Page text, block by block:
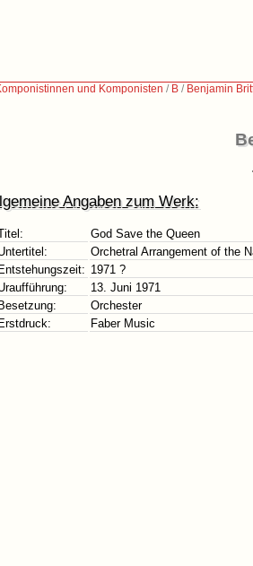
und Komponisten / B / Benjamin
Angaben zum Werk:
God Save the Queen
Orchetral Arrangement of the
Entstehungszeit: 1971 ?
13. Juni 1971
Besetzung:
Orchester
Erstdruck:
Faber Music